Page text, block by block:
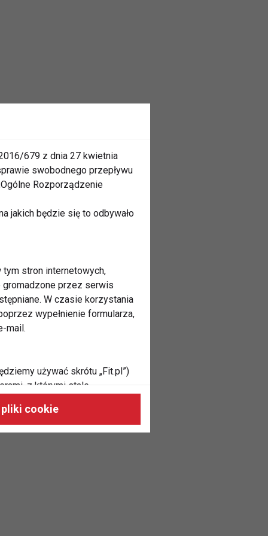
679 z dnia 27 kwietnia
swobodnego przepływu
Rozporządzenie
jakich będzie się to odbywało
tym stron internetowych,
gromadzone przez serwis
W czasie korzystania
wypełnienie formularza,
mail.
używać skrótu „Fit.pl”)
z którymi stale
oraz do
odpowiadać Twoim
cookie